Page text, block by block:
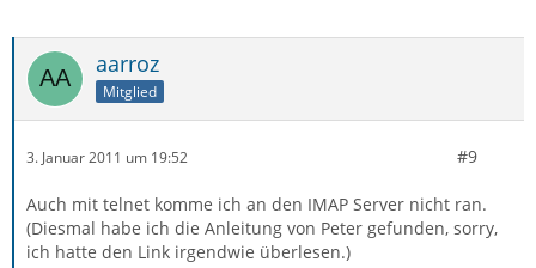
aarroz
Mitglied
3. Januar 2011 um 19:52 #9
Auch mit telnet komme ich an den IMAP Server nicht ran.
(Diesmal habe ich die Anleitung von Peter gefunden, sorry,
ich hatte den Link irgendwie überlesen.)